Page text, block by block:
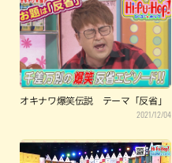
オキナワ爆笑伝説 テーマ「反省」
2021/12/04